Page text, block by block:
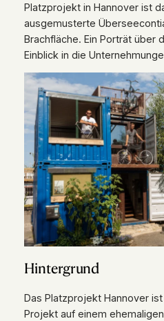
Platzprojekt in Hannover ist
ausgemusterte
Brachfläche. Ein Porträt über
Einblick in die
Hintergrund
Das Platzprojekt Hannover
Projekt auf einem